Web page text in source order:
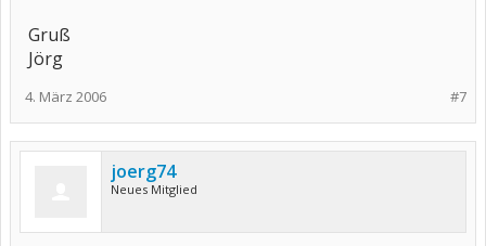
Gruß
Jörg
#7
4. März 2006
joerg74
Neues Mitglied